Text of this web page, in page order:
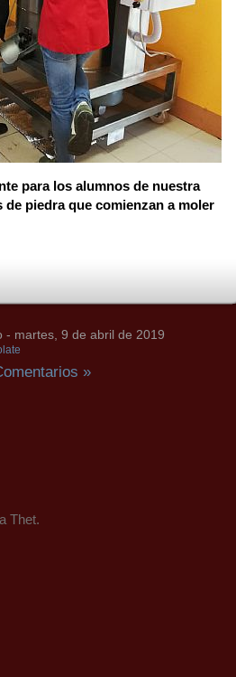
para los alumnos de nuestra
piedra que comienzan a moler
- martes, 9 de abril de 2019
»
a Thet.